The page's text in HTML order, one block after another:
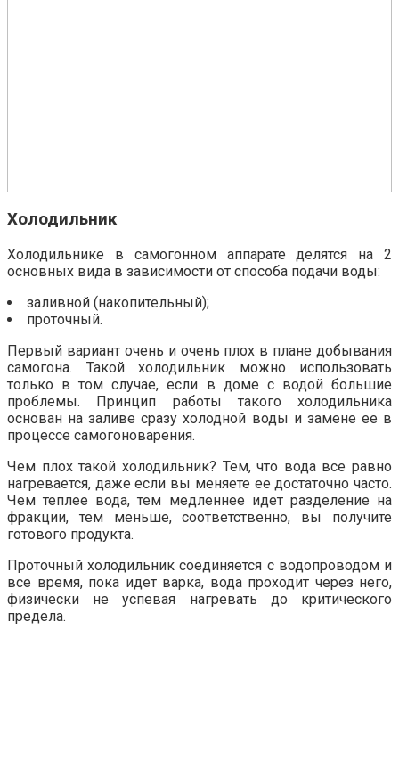
Холодильник
Холодильнике в самогонном аппарате делятся на 2
основных вида в зависимости от способа подачи воды:
заливной (накопительный);
проточный.
Первый вариант очень и очень плох в плане добывания
самогона. Такой холодильник можно использовать
только в том случае, если в доме с водой большие
проблемы. Принцип работы такого холодильника
основан на заливе сразу холодной воды и замене ее в
процессе самогоноварения.
Чем плох такой холодильник? Тем, что вода все равно
нагревается, даже если вы меняете ее достаточно часто.
Чем теплее вода, тем медленнее идет разделение на
фракции, тем меньше, соответственно, вы получите
готового продукта.
Проточный холодильник соединяется с водопроводом и
все время, пока идет варка, вода проходит через него,
физически не успевая нагревать до критического
предела.